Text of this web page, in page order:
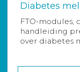
Diabetes
FTO-modules,
handleiding
over diabetes